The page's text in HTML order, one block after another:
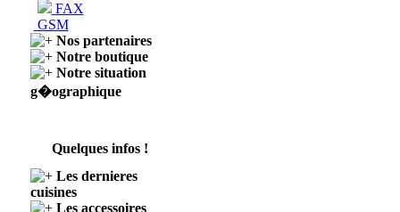
FAX
GSM
Nos partenaires
Notre boutique
Notre situation
g�ographique
Quelques infos !
Les dernieres
cuisines
Les accessoires